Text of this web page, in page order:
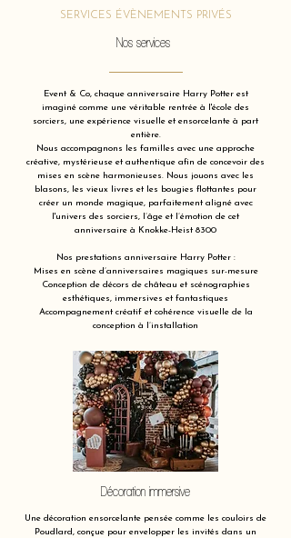
SERVICES ÉVÈNEMENTS PRIVÉS
Nos services
Event & Co, chaque anniversaire Harry Potter est
imaginé comme une véritable rentrée à l'école des
sorciers, une expérience visuelle et ensorcelante à part
entière.
Nous accompagnons les familles avec une approche
créative, mystérieuse et authentique afin de concevoir des
mises en scène harmonieuses. Nous jouons avec les
blasons, les vieux livres et les bougies flottantes pour
créer un monde magique, parfaitement aligné avec
l'univers des sorciers, l’âge et l’émotion de cet
anniversaire à Knokke-Heist 8300
Nos prestations anniversaire Harry Potter :
Mises en scène d’anniversaires magiques sur-mesure
Conception de décors de château et scénographies
esthétiques, immersives et fantastiques
Accompagnement créatif et cohérence visuelle de la
conception à l’installation
Décoration immersive
Une décoration ensorcelante pensée comme les couloirs de
Poudlard, conçue pour envelopper les invités dans un